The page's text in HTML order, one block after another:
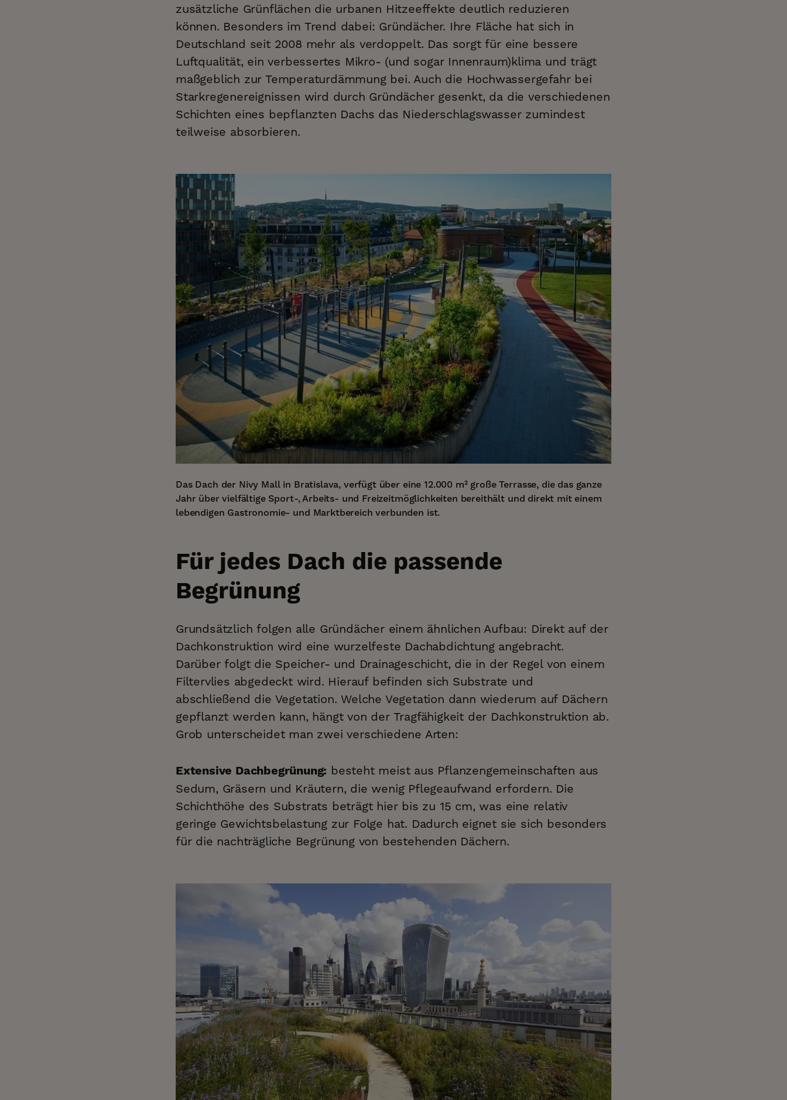
zusätzliche Grünflächen die urbanen Hitzeeffekte deutlich reduzieren
können. Besonders im Trend dabei: Gründächer. Ihre Fläche hat sich in
Deutschland seit 2008 mehr als verdoppelt. Das sorgt für eine bessere
Luftqualität, ein verbessertes Mikro- (und sogar Innenraum)klima und trägt
maßgeblich zur Temperaturdämmung bei. Auch die Hochwassergefahr bei
Starkregenereignissen wird durch Gründächer gesenkt, da die verschiedenen
Schichten eines bepflanzten Dachs das Niederschlagswasser zumindest
teilweise absorbieren.
Das Dach der Nivy Mall in Bratislava, verfügt über eine 12.000 m² große Terrasse, die das ganze
Jahr über vielfältige Sport-, Arbeits- und Freizeitmöglichkeiten bereithält und direkt mit einem
lebendigen Gastronomie- und Marktbereich verbunden ist.
Für jedes Dach die passende
Begrünung
Grundsätzlich folgen alle Gründächer einem ähnlichen Aufbau: Direkt auf der
Dachkonstruktion wird eine wurzelfeste Dachabdichtung angebracht.
Darüber folgt die Speicher- und Drainageschicht, die in der Regel von einem
Filtervlies abgedeckt wird. Hierauf befinden sich Substrate und
abschließend die Vegetation. Welche Vegetation dann wiederum auf Dächern
gepflanzt werden kann, hängt von der Tragfähigkeit der Dachkonstruktion ab.
Grob unterscheidet man zwei verschiedene Arten:
Extensive Dachbegrünung: besteht meist aus Pflanzengemeinschaften aus
Sedum, Gräsern und Kräutern, die wenig Pflegeaufwand erfordern. Die
Schichthöhe des Substrats beträgt hier bis zu 15 cm, was eine relativ
geringe Gewichtsbelastung zur Folge hat. Dadurch eignet sie sich besonders
für die nachträgliche Begrünung von bestehenden Dächern.